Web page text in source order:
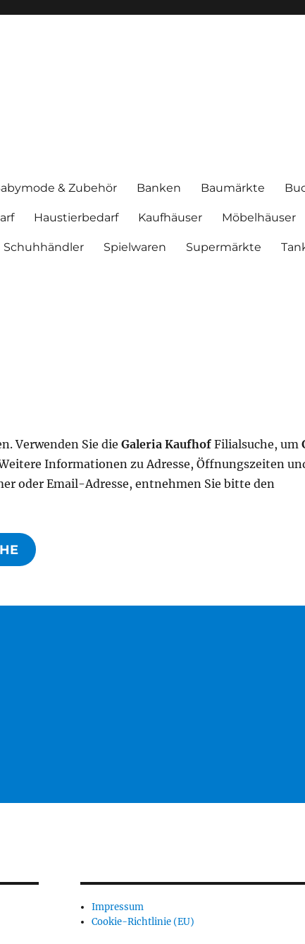
& Zubehör Banken Baumärkte
Haustierbedarf Kaufhäuser Möbelhäuser
Schuhhändler Spielwaren Supermärkte
Verwenden Sie dieGaleria Kaufhof Filialsuche, um
Informationen zu Adresse, Öffnungszeiten
oder Email-Adresse, entnehmen Sie bitte den
Impressum
Cookie-Richtlinie (EU)